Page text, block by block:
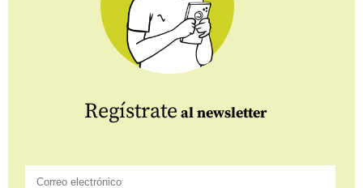
Regístrate al newsletter